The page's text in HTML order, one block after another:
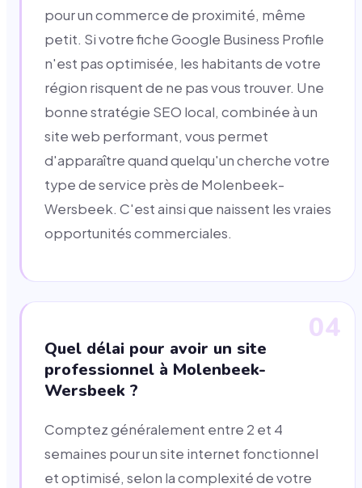
pour un commerce de proximité, même
petit. Si votre fiche Google Business Profile
n'est pas optimisée, les habitants de votre
région risquent de ne pas vous trouver. Une
bonne stratégie SEO local, combinée à un
site web performant, vous permet
d'apparaître quand quelqu'un cherche votre
type de service près de Molenbeek-
Wersbeek. C'est ainsi que naissent les vraies
opportunités commerciales.
04
Quel délai pour avoir un site
professionnel à Molenbeek-
Wersbeek ?
Comptez généralement entre 2 et 4
semaines pour un site internet fonctionnel
et optimisé, selon la complexité de votre